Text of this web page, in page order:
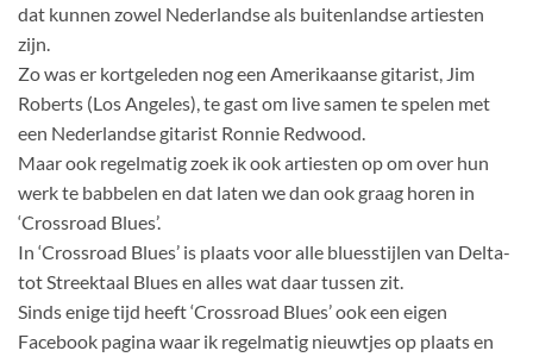
dat kunnen zowel Nederlandse als buitenlandse artiesten
zijn.
Zo was er kortgeleden nog een Amerikaanse gitarist, Jim
Roberts (Los Angeles), te gast om live samen te spelen met
een Nederlandse gitarist Ronnie Redwood.
Maar ook regelmatig zoek ik ook artiesten op om over hun
werk te babbelen en dat laten we dan ook graag horen in
‘Crossroad Blues’.
In ‘Crossroad Blues’ is plaats voor alle bluesstijlen van Delta-
tot Streektaal Blues en alles wat daar tussen zit.
Sinds enige tijd heeft ‘Crossroad Blues’ ook een eigen
Facebook pagina waar ik regelmatig nieuwtjes op plaats en